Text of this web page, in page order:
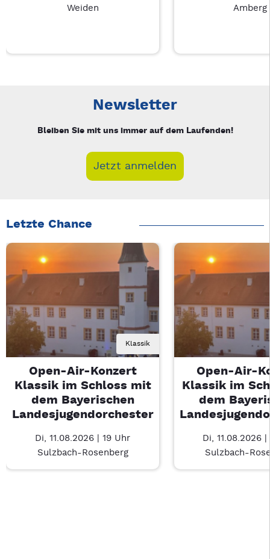
Weiden
Amberg
Newsletter
Bleiben Sie mit uns immer auf dem Laufenden!
Jetzt anmelden
Letzte Chance
Klassik
Open-Air-Konzert
Klassik im Schloss mit
dem Bayerischen
Landesjugendorchester
Di, 11.08.2026 | 19 Uhr
Sulzbach-Rosenberg
Open-Air-
Klassik im
dem
Di, 11.08.2026
Sulzbach-